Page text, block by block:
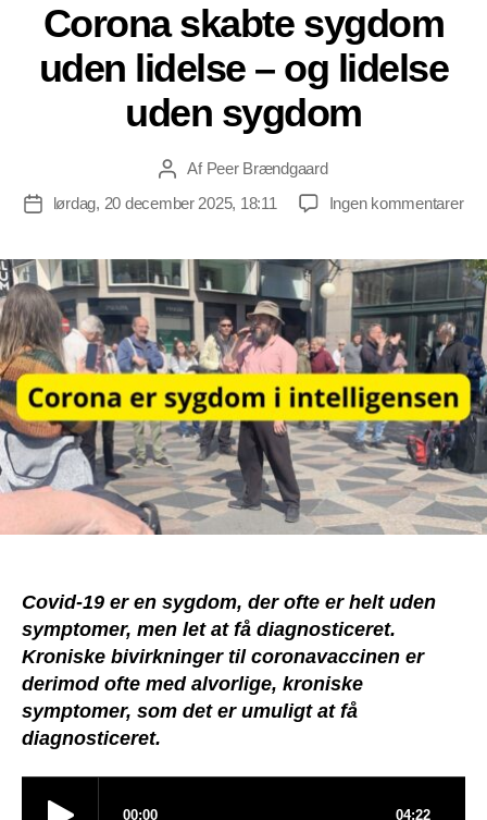
Corona skabte sygdom
uden lidelse – og lidelse
uden sygdom
Indlægsforfatter
Af Peer Brændgaard
Indlægsdato
lørdag, 20 december 2025, 18:11 Ingen kommentarertil
–
og
Covid-19 er en sygdom, der ofte er helt uden
symptomer, men let at få diagnosticeret.
Kroniske bivirkninger til coronavaccinen er
derimod ofte med alvorlige, kroniske
symptomer, som det er umuligt at få
diagnosticeret.